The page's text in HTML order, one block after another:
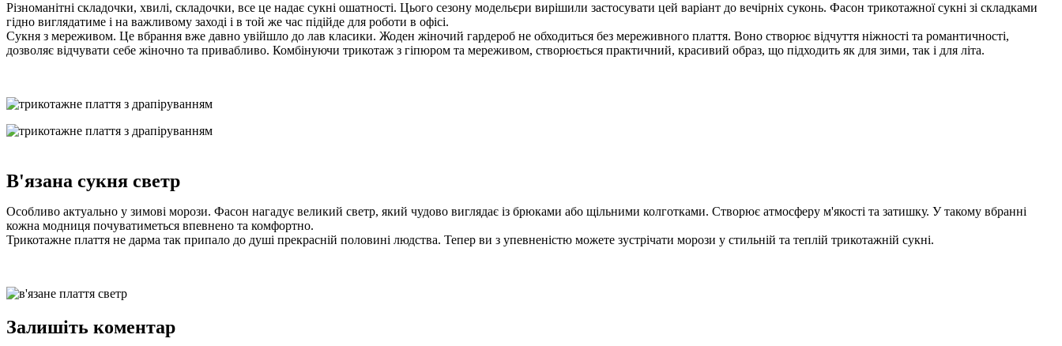
Різноманітні складочки, хвилі, складочки, все це надає сукні ошатності. Цього сезону модельєри вирішили застосувати цей варіант до вечірніх суконь. Фасон трикотажної сукні зі складками
гідно виглядатиме і на важливому заході і в той же час підійде для роботи в офісі.
Сукня з мереживом. Це вбрання вже давно увійшло до лав класики. Жоден жіночий гардероб не обходиться без мереживного плаття. Воно створює відчуття ніжності та романтичності,
дозволяє відчувати себе жіночно та привабливо. Комбінуючи трикотаж з гіпюром та мереживом, створюється практичний, красивий образ, що підходить як для зими, так і для літа.
В'язана сукня светр
Особливо актуально у зимові морози. Фасон нагадує великий светр, який чудово виглядає із брюками або щільними колготками. Створює атмосферу м'якості та затишку. У такому вбранні
кожна модниця почуватиметься впевнено та комфортно.
Трикотажне плаття не дарма так припало до душі прекрасній половині людства. Тепер ви з упевненістю можете зустрічати морози у стильній та теплій трикотажній сукні.
Залишіть коментар